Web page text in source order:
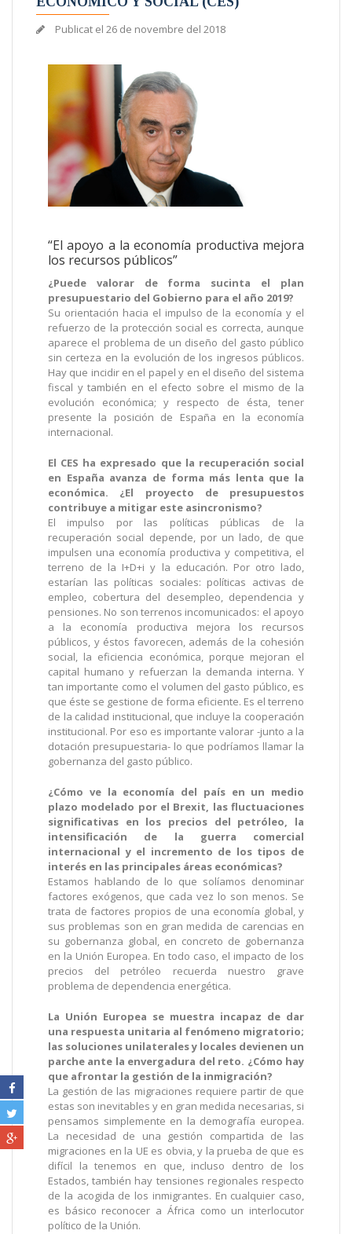
Publicat el 26 de novembre del 2018
“El apoyo a la economía productiva mejora
los recursos públicos”
¿Puede valorar de forma sucinta el plan
presupuestario del Gobierno para el año 2019?
Su orientación hacia el impulso de la economía y el
refuerzo de la protección social es correcta, aunque
aparece el problema de un diseño del gasto público
sin certeza en la evolución de los ingresos públicos.
Hay que incidir en el papel y en el diseño del sistema
fiscal y también en el efecto sobre el mismo de la
evolución económica; y respecto de ésta, tener
presente la posición de España en la economía
internacional.
El CES ha expresado que la recuperación social
en España avanza de forma más lenta que la
económica. ¿El proyecto de presupuestos
contribuye a mitigar este asincronismo?
El impulso por las políticas públicas de la
recuperación social depende, por un lado, de que
impulsen una economía productiva y competitiva, el
terreno de la I+D+i y la educación. Por otro lado,
estarían las políticas sociales: políticas activas de
empleo, cobertura del desempleo, dependencia y
pensiones. No son terrenos incomunicados: el apoyo
a la economía productiva mejora los recursos
públicos, y éstos favorecen, además de la cohesión
social, la eficiencia económica, porque mejoran el
capital humano y refuerzan la demanda interna. Y
tan importante como el volumen del gasto público, es
que éste se gestione de forma eficiente. Es el terreno
de la calidad institucional, que incluye la cooperación
institucional. Por eso es importante valorar -junto a la
dotación presupuestaria- lo que podríamos llamar la
gobernanza del gasto público.
¿Cómo ve la economía del país en un medio
plazo modelado por el Brexit, las fluctuaciones
significativas en los precios del petróleo, la
intensificación de la guerra comercial
internacional y el incremento de los tipos de
interés en las principales áreas económicas?
Estamos hablando de lo que solíamos denominar
factores exógenos, que cada vez lo son menos. Se
trata de factores propios de una economía global, y
sus problemas son en gran medida de carencias en
su gobernanza global, en concreto de gobernanza
en la Unión Europea. En todo caso, el impacto de los
precios del petróleo recuerda nuestro grave
problema de dependencia energética.
La Unión Europea se muestra incapaz de dar
una respuesta unitaria al fenómeno migratorio;
las soluciones unilaterales y locales devienen un
parche ante la envergadura del reto. ¿Cómo hay
que afrontar la gestión de la inmigración?
La gestión de las migraciones requiere partir de que
estas son inevitables y en gran medida necesarias, si
pensamos simplemente en la demografía europea.
La necesidad de una gestión compartida de las
migraciones en la UE es obvia, y la prueba de que es
difícil la tenemos en que, incluso dentro de los
Estados, también hay tensiones regionales respecto
de la acogida de los inmigrantes. En cualquier caso,
es básico reconocer a África como un interlocutor
político de la Unión.